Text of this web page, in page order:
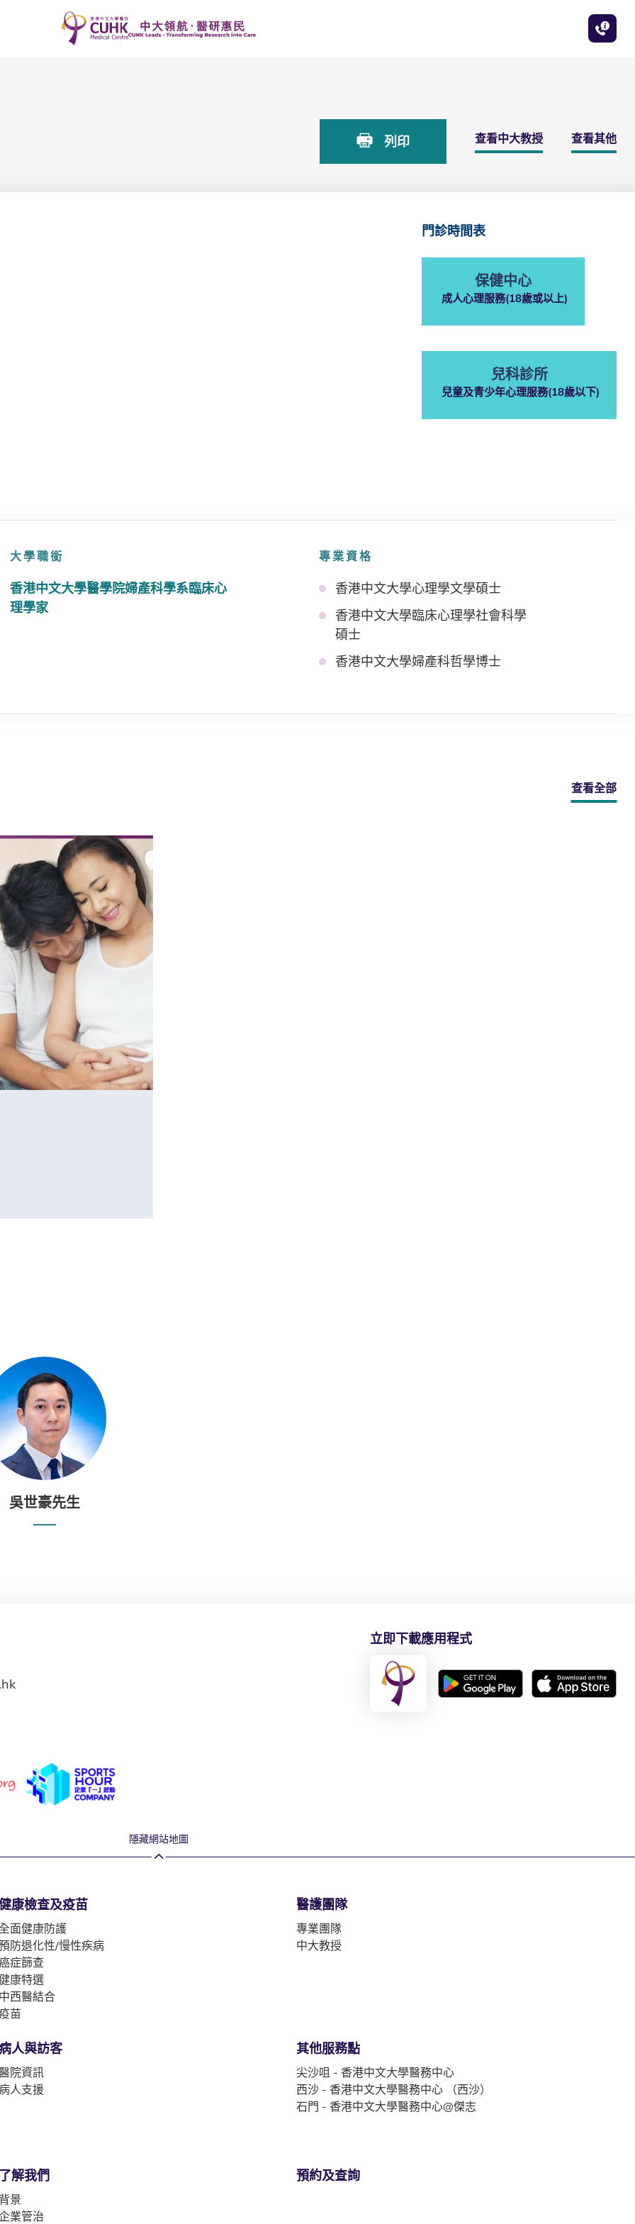
列印 查看中大教授 查看其他
門診時間表
保健中心
成人心理服務(18歲或以上)
兒科診所
兒童及青少年心理服務(18歲以下)
大學職銜
香港中文大學醫學院婦產科學系臨床心
理學家
專業資格
香港中文大學心理學文學碩士
香港中文大學臨床心理學社會科學
碩士
香港中文大學婦產科哲學博士
查看全部
吳世豪先生
立即下載應用程式
隱藏網站地圖
康檢查及疫苗
面健康防護
防退化性/慢性疾病
症篩查
康特選
西醫結合
苗
醫護團隊
專業團隊
中大教授
人與訪客
院資訊
人支援
其他服務點
尖沙咀 - 香港中文大學醫務中心
西沙 - 香港中文大學醫務中心 （西沙）
石門 - 香港中文大學醫務中心@傑志
解我們
景
業管治
預約及查詢